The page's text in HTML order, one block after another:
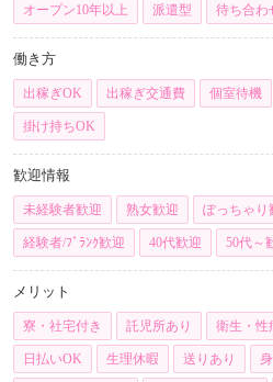
オープン10年以上 派遣型 待ち合わ
働き方
出稼ぎOK 出稼ぎ交通費 個室待機
掛け持ちOK
歓迎情報
未経験者歓迎 熟女歓迎 ぽっちゃり
経験者/ﾌﾞﾗﾝｸ歓迎 40代歓迎 50代～
メリット
寮・社宅付き 託児所あり 衛生・性
日払いOK 生理休暇 送りあり